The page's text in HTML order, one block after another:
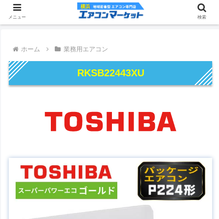
ホーム 業務用エアコン
RKSB22443XU
メニュー 検索